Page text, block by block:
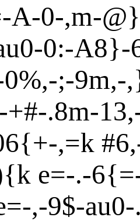
-A-0-,m-@}
0-0:-A8}-
0%,-;-9m,-
-+#-.8m-13,
+-,=k #6,
k e=-.-6{=
=-,-9$-au0-